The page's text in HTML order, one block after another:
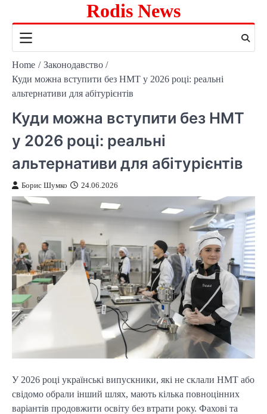
content
Rodis News
Home
Законодавство
Куди можна вступити без НМТ у 2026 році: реальні
альтернативи для абітурієнтів
Куди можна вступити без НМТ
у 2026 році: реальні
альтернативи для абітурієнтів
Борис Шумко 24.06.2026
У 2026 році українські випускники, які не склали НМТ або
свідомо обрали інший шлях, мають кілька повноцінних
варіантів продовжити освіту без втрати року. Фахові та